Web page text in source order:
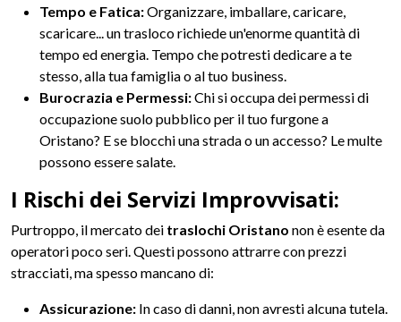
Tempo e Fatica:Organizzare, imballare, caricare,
scaricare... un trasloco richiede un'enorme quantità di
tempo ed energia. Tempo che potresti dedicare a te
stesso, alla tua famiglia o al tuo business.
Burocrazia e Permessi:Chi si occupa dei permessi di
occupazione suolo pubblico per il tuo furgone a
Oristano? E se blocchi una strada o un accesso? Le multe
possono essere salate.
I Rischi dei Servizi Improvvisati:
Purtroppo, il mercato dei traslochi Oristano non è esente da
operatori poco seri. Questi possono attrarre con prezzi
stracciati, ma spesso mancano di:
Assicurazione: In caso di danni, non avresti alcuna tutela.